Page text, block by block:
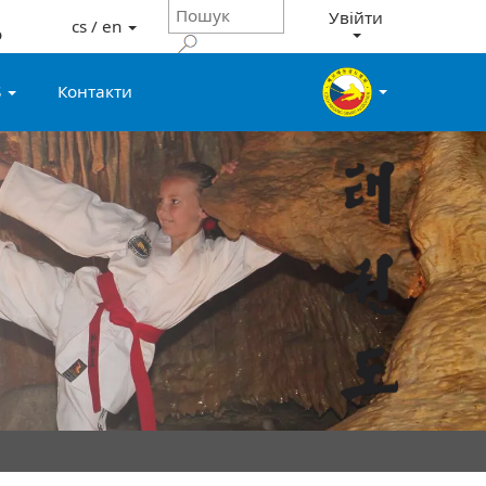
cs / en Увійти
Контакти